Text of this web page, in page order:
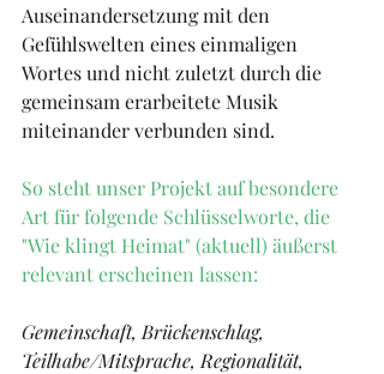
Auseinandersetzung mit den
Gefühlswelten eines einmaligen
Wortes und nicht zuletzt durch die
gemeinsam erarbeitete Musik
miteinander verbunden sind.
So steht unser Projekt auf besondere
Art für folgende Schlüsselworte, die
"Wie klingt Heimat" (aktuell) äußerst
relevant erscheinen lassen:
Gemeinschaft, Brückenschlag,
Teilhabe/Mitsprache, Regionalität,